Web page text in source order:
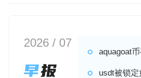
DApp浏览器访
2026 / 07
aquagoat
usdt被锁